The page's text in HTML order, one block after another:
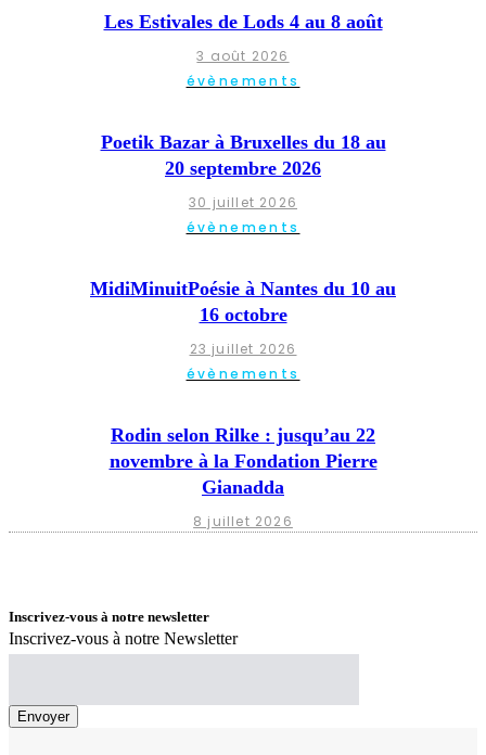
Les Estivales de Lods 4 au 8 août
3 août 2026
évènements
Poetik Bazar à Bruxelles du 18 au
20 septembre 2026
30 juillet 2026
évènements
MidiMinuitPoésie à Nantes du 10 au
16 octobre
23 juillet 2026
évènements
Rodin selon Rilke : jusqu’au 22
novembre à la Fondation Pierre
Gianadda
8 juillet 2026
Inscrivez-vous à notre newsletter
Inscrivez-vous à notre Newsletter